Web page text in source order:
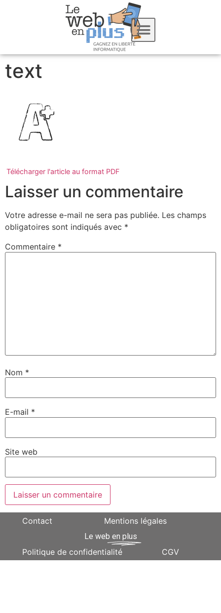
text
Télécharger l'article au format PDF
Laisser un commentaire
Votre adresse e-mail ne sera pas publiée. Les champs
obligatoires sont indiqués avec *
Commentaire *
Nom *
E-mail *
Site web
Contact Mentions légales
Le web en plus
Politique de confidentialité CGV